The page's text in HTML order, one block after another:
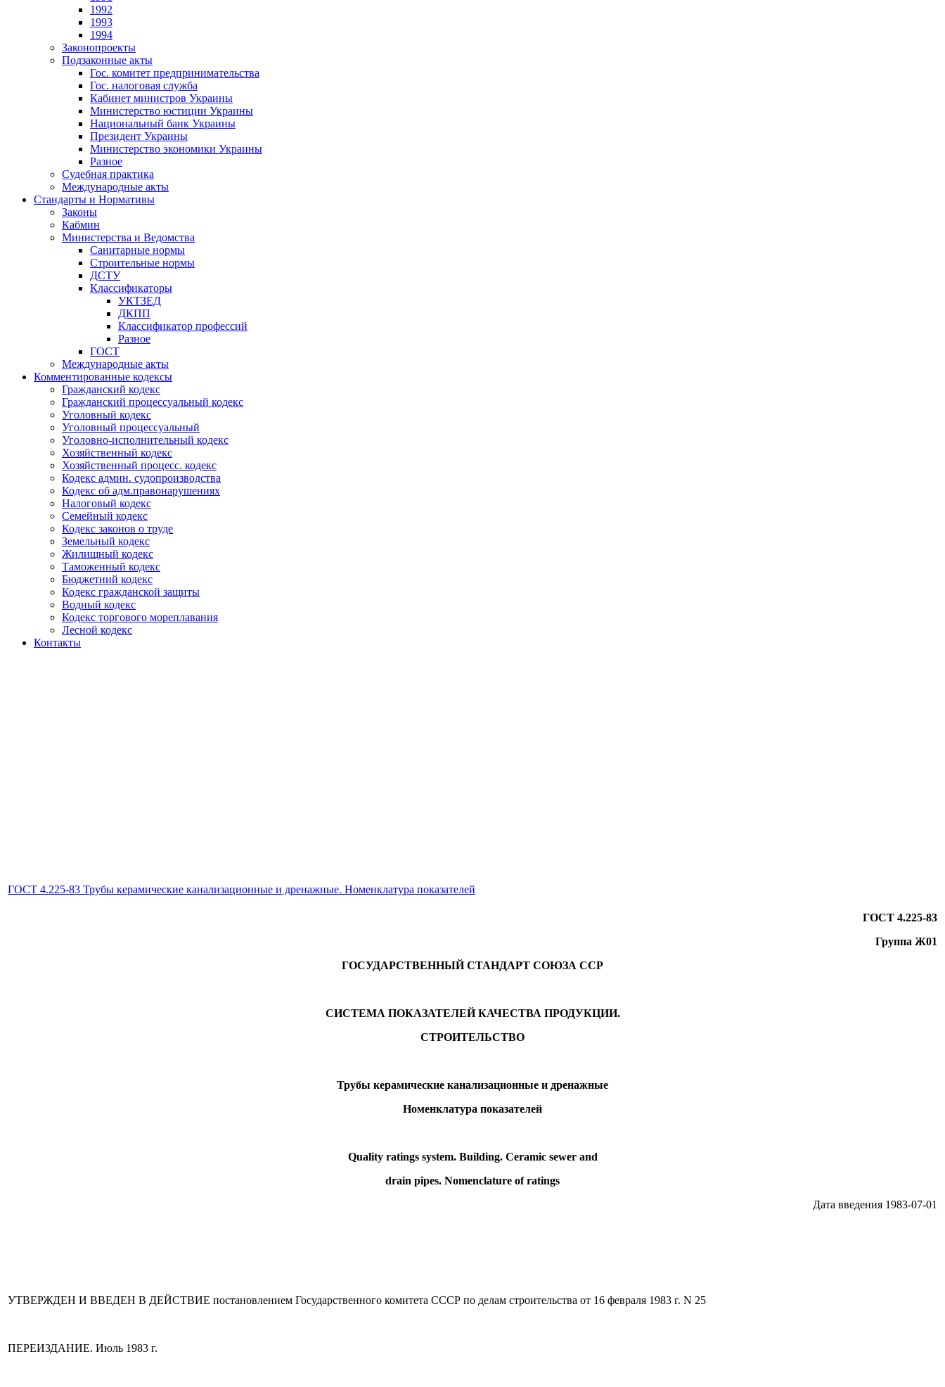
1992
1993
1994
Законопроекты
Подзаконные акты
Гос. комитет предпринимательства
Гос. налоговая служба
Кабинет министров Украины
Министерство юстиции Украины
Национальный банк Украины
Президент Украины
Министерство экономики Украины
Разное
Судебная практика
Международные акты
Стандарты и Нормативы
Законы
Кабмин
Министерства и Ведомства
Санитарные нормы
Строительные нормы
ДСТУ
Классификаторы
УКТЗЕД
ДКПП
Классификатор профессий
Разное
ГОСТ
Международные акты
Комментированные кодексы
Гражданский кодекс
Гражданский процессуальный кодекс
Уголовный кодекс
Уголовный процессуальный
Уголовно-исполнительный кодекс
Хозяйственный кодекс
Хозяйственный процесс. кодекс
Кодекс админ. судопроизводства
Кодекс об адм.правонарушениях
Налоговый кодекс
Семейный кодекс
Кодекс законов о труде
Земельный кодекс
Жилищный кодекс
Таможенный кодекс
Бюджетний кодекс
Кодекс гражданской защиты
Водный кодекс
Кодекс торгового мореплавания
Лесной кодекс
Контакты
ГОСТ 4.225-83 Трубы керамические канализационные и дренажные. Номенклатура показателей
ГОСТ 4.225-83
Группа Ж01
ГОСУДАРСТВЕННЫЙ СТАНДАРТ СОЮЗА ССР
СИСТЕМА ПОКАЗАТЕЛЕЙ КАЧЕСТВА ПРОДУКЦИИ.
СТРОИТЕЛЬСТВО
Трубы керамические канализационные и дренажные
Номенклатура показателей
Quality ratings system. Building. Ceramic sewer and
drain pipes. Nomenclature of ratings
Дата введения 1983-07-01
УТВЕРЖДЕН И ВВЕДЕН В ДЕЙСТВИЕ постановлением Государственного комитета СССР по делам строительства от 16 февраля 1983 г. N 25
ПЕРЕИЗДАНИЕ. Июль 1983 г.